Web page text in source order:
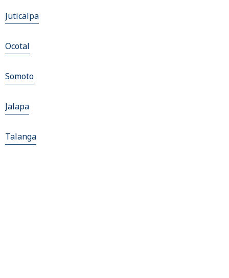
Juticalpa
Ocotal
Somoto
Jalapa
Talanga